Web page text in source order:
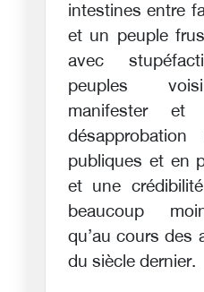
intestines entre
et un peuple
avec
peuples
manifester et
publiques et en
et une
beaucoup
qu’au cours des
du siècle dernier.